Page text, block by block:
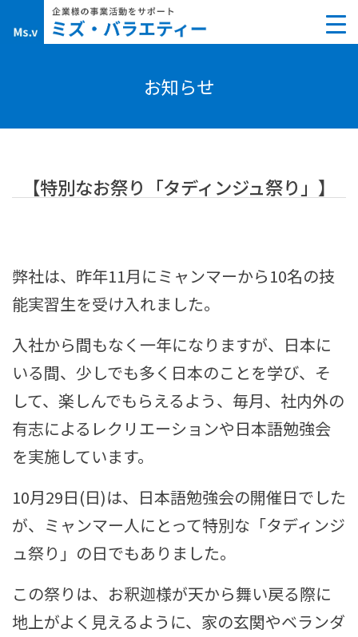
content
お知らせ
【特別なお祭り「タディンジュ祭り」】
弊社は、昨年11月にミャンマーから10名の技
能実習生を受け入れました。
入社から間もなく一年になりますが、日本に
いる間、少しでも多く日本のことを学び、そ
して、楽しんでもらえるよう、毎月、社内外の
有志によるレクリエーションや日本語勉強会
を実施しています。
10月29日(日)は、日本語勉強会の開催日でした
が、ミャンマー人にとって特別な「タディンジ
ュ祭り」の日でもありました。
この祭りは、お釈迦様が天から舞い戻る際に
地上がよく見えるように、家の玄関やベランダ